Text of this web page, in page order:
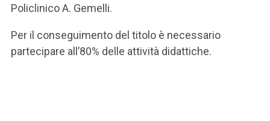
Policlinico A. Gemelli.
Per il conseguimento del titolo è necessario
partecipare all’80% delle attività didattiche.